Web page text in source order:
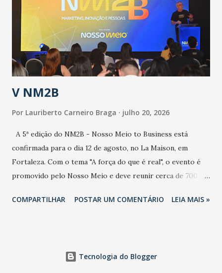
de uma epidemia com um vírus diferente, com um poder de
contaminação maior que outros coronavírus”, apontou o
secretário. Segundo ele, é uma epidemia com chance de
contaminação alta, podendo gerar um grande risco à
população e ao sistema de saúde. “Precisamos saber fazer a
estratificação do risco da doença, para não so...
V NM2B
Por Lauriberto Carneiro Braga julho 20, 2026
A 5ª edição do NM2B - Nosso Meio to Business está
confirmada para o dia 12 de agosto, no La Maison, em
Fortaleza. Com o tema "A força do que é real", o evento é
promovido pelo Nosso Meio e deve reunir cerca de 700
e lideranças do Mercado Nacional. Desde 2022, o NM2B
LinkedIn, VISA, Grupo 3corações, TikTok e M. Dias Branco.
COMPARTILHAR POSTAR UM COMENTÁRIO LEIA MAIS »
Tecnologia do Blogger